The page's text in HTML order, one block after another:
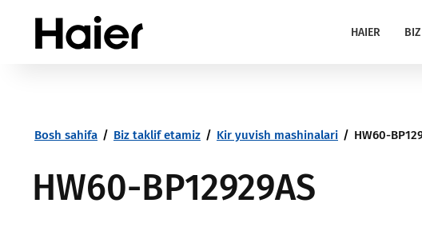
HAIER
Bosh sahifa / Biz taklif etamiz / Kir yuvish mashinalari / HW60-
HW60-BP12929AS